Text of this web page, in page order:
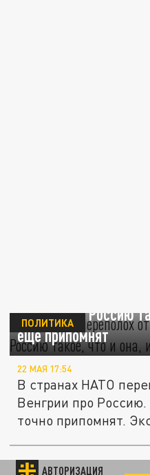
АВТОРИЗАЦИЯ
Сказал про Россию
ещё припомнят
ПОЛИТИКА
22 МАЯ 17:54
В странах НАТО
Венгрии про
точно припомнят.
ПОЛИТИКА